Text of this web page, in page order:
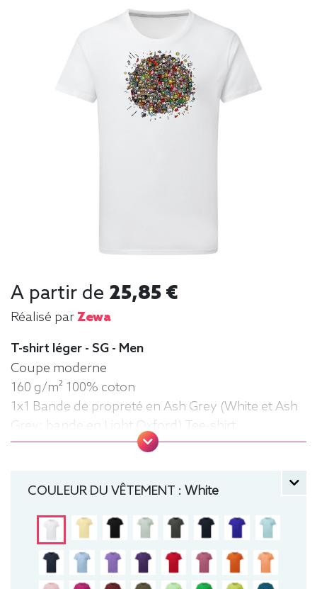
A partir de 25,85 €
Réalisé parZewa
T-shirt léger - SG - Men
Coupe moderne
160 g/m² 100% coton
1x1 Bande de propreté en Ash Grey (White et Ash
Grey: bande en Light Oxford) Tee-shirt,
manche courte, Léger, Homme, Col rond
COULEUR DU VÊTEMENT : White